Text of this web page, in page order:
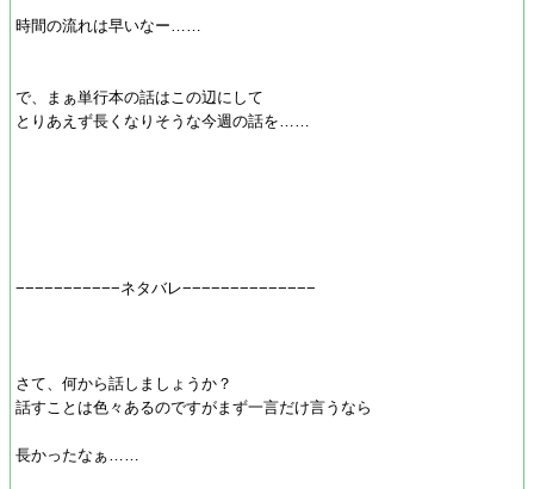
時間の流れは早いなー……
で、まぁ単行本の話はこの辺にして
とりあえず長くなりそうな今週の話を……
−−−−−−−−−−−ネタバレ−−−−−−−−−−−−−−
さて、何から話しましょうか？
話すことは色々あるのですがまず一言だけ言うなら
長かったなぁ……